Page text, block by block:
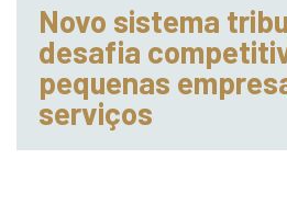
Novo sistema
desafia
pequenas
serviços